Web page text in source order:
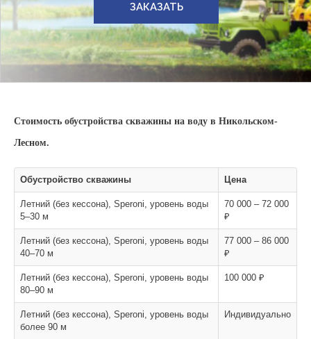
ЗАКАЗАТЬ
Стоимость обустройства скважины на воду в Никольском-
Лесном.
Обустройство скважины Цена
Летний (без кессона), Speroni, уровень воды
5–30 м
70 000 – 72 000
₽
Летний (без кессона), Speroni, уровень воды
40–70 м
77 000 – 86 000
₽
Летний (без кессона), Speroni, уровень воды
80–90 м
100 000 ₽
Летний (без кессона), Speroni, уровень воды
более 90 м
Индивидуально